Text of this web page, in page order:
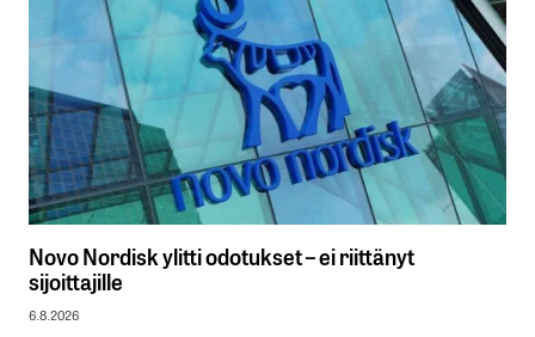
Novo Nordisk ylitti odotukset – ei riittänyt
sijoittajille
6.8.2026